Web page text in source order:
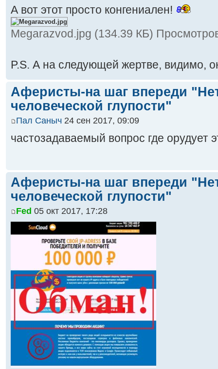
А вот этот просто конгениален!
Megarazvod.jpg (134.39 КБ)
P.S. А на следующей жертве, видимо,
Аферисты-на шаг впереди
человеческой глупости"
Пал Саныч 24 сен 2017, 09:09
частозадаваемый вопрос где орудует
Аферисты-на шаг впереди
человеческой глупости"
Fed 05 окт 2017, 17:28